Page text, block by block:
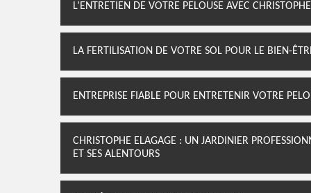
L’ENTRETIEN DE VOTRE PELOUSE AVEC
LA FERTILISATION DE VOTRE SOL POUR LE BIEN-
ENTREPRISE FIABLE POUR ENTRETENIR VOTRE
CHRISTOPHE ELAGAGE : UN JARDINIER
ET SES ALENTOURS